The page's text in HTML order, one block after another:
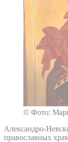
© Фото:
Александро-
православных